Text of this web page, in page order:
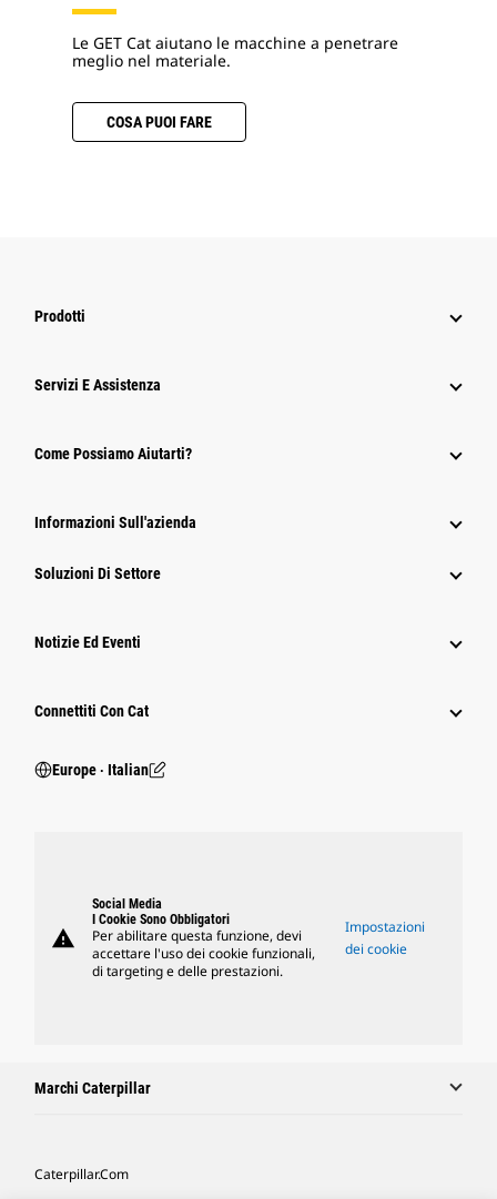
Le GET Cat aiutano le macchine a penetrare
meglio nel materiale.
COSA PUOI FARE
Prodotti
Servizi E Assistenza
Come Possiamo Aiutarti?
Informazioni Sull'azienda
Soluzioni Di Settore
Notizie Ed Eventi
Connettiti Con Cat
Europe ‧ Italian
warning
Social Media
I Cookie Sono Obbligatori
Per abilitare questa funzione, devi
accettare l'uso dei cookie funzionali,
di targeting e delle prestazioni.
Impostazioni
dei cookie
Marchi Caterpillar
Caterpillar.com